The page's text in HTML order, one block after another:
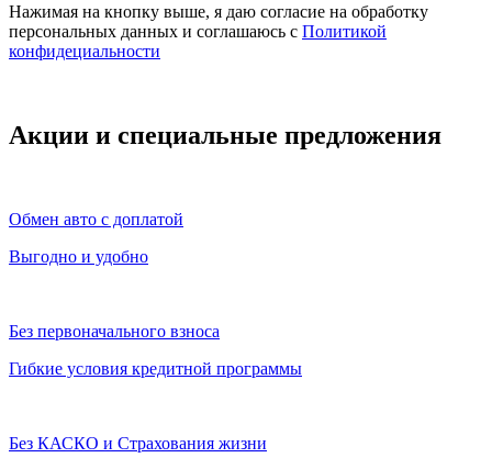
Нажимая на кнопку выше, я даю согласие на обработку
персональных данных и соглашаюсь с Политикой
конфидециальности
Акции и специальные предложения
Обмен авто с доплатой
Выгодно и удобно
Без первоначального взноса
Гибкие условия кредитной программы
Без КАСКО и Страхования жизни